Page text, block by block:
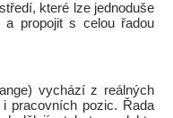
které lze jednoduše
a propojit s celou řadou
vychází z reálných
pracovních pozic. Řada